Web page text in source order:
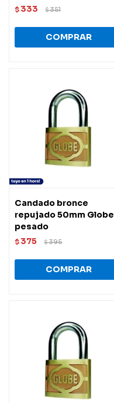
$ 333 $351
Candado bronce
repujado 50mm Globe
pesado
$ 375 $395